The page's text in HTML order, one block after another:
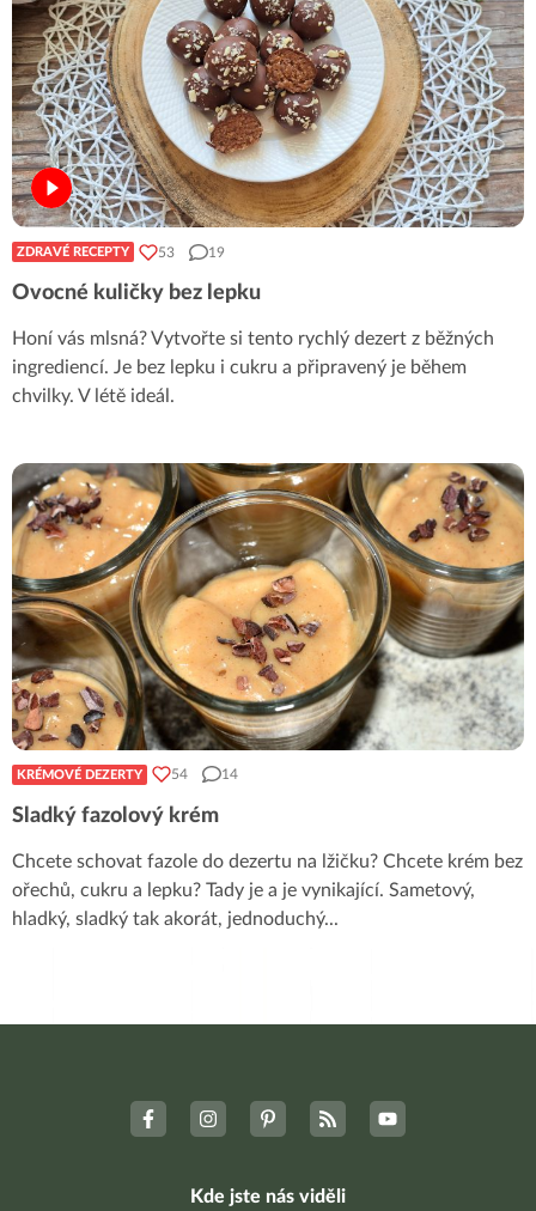
ZDRAVÉ RECEPTY 53 19
Ovocné kuličky bez lepku
Honí vás mlsná? Vytvořte si tento rychlý dezert z běžných
ingrediencí. Je bez lepku i cukru a připravený je během
chvilky. V létě ideál.
KRÉMOVÉ DEZERTY 54 14
Sladký fazolový krém
Chcete schovat fazole do dezertu na lžičku? Chcete krém bez
ořechů, cukru a lepku? Tady je a je vynikající. Sametový,
hladký, sladký tak akorát, jednoduchý...
Kde jste nás viděli